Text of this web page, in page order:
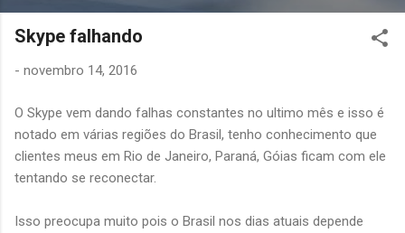
Skype falhando
- novembro 14, 2016
O Skype vem dando falhas constantes no ultimo mês e isso é
notado em várias regiões do Brasil, tenho conhecimento que
clientes meus em Rio de Janeiro, Paraná, Góias ficam com ele
tentando se reconectar.
Isso preocupa muito pois o Brasil nos dias atuais depende